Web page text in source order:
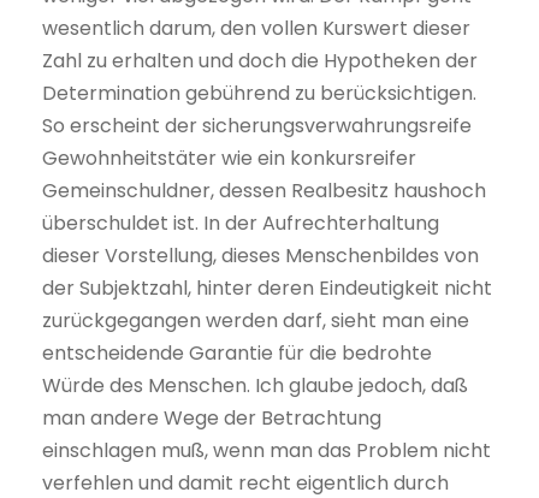
wesentlich darum, den vollen Kurswert dieser
Zahl zu erhalten und doch die Hypotheken der
Determination gebührend zu berücksichtigen.
So erscheint der sicherungsverwahrungsreife
Gewohnheitstäter wie ein konkursreifer
Gemeinschuldner, dessen Realbesitz haushoch
überschuldet ist. In der Aufrechterhaltung
dieser Vorstellung, dieses Menschenbildes von
der Subjektzahl, hinter deren Eindeutigkeit nicht
zurückgegangen werden darf, sieht man eine
entscheidende Garantie für die bedrohte
Würde des Menschen. Ich glaube jedoch, daß
man andere Wege der Betrachtung
einschlagen muß, wenn man das Problem nicht
verfehlen und damit recht eigentlich durch